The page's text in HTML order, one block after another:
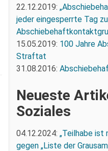
22.12.2019:
jeder eingesperrte Tag
15.05.2019: 100 Jahre
Straftat
31.08.2016:
Neueste
Soziales
04.12.2024: „Teilhabe ist
gegen „Liste der